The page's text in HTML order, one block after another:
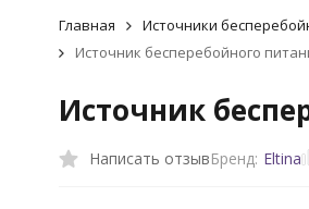
Главная Источники
Источник бесперебойного
Источник
Написать отзывБренд: Eltina